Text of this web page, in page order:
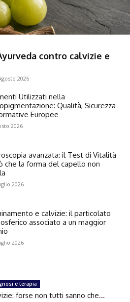
contro calvizie e
2026
Utilizzati nella
Qualità, Sicurezza
Europee
2026
avanzata: il Test di Vitalità
che la forma del capello non
2026
e calvizie: il particolato
associato a un maggior
2026
e terapia
forse non tutti sanno che…